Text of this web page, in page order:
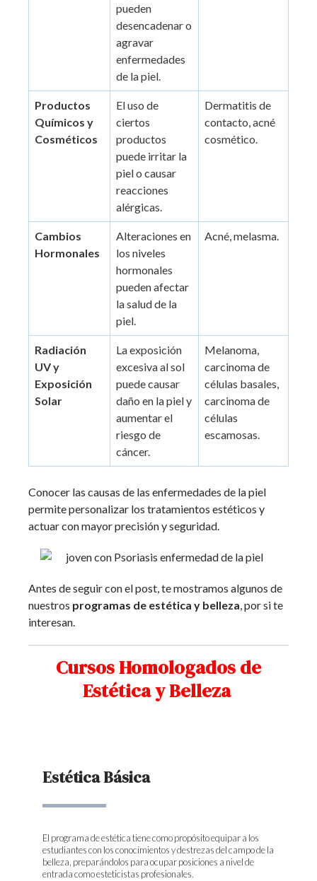
pueden
desencadenar o
agravar
enfermedades
de la piel.
Productos
Químicos y
Cosméticos
El uso de
ciertos
productos
puede irritar la
piel o causar
reacciones
alérgicas.
Dermatitis de
contacto, acné
cosmético.
Cambios
Hormonales
Alteraciones en
los niveles
hormonales
pueden afectar
la salud de la
piel.
Acné, melasma.
Radiación
UV y
Exposición
Solar
La exposición
excesiva al sol
puede causar
daño en la piel y
aumentar el
riesgo de
cáncer.
Melanoma,
carcinoma de
células basales,
carcinoma de
células
escamosas.
Conocer las causas de las enfermedades de la piel
permite personalizar los tratamientos estéticos y
actuar con mayor precisión y seguridad.
Antes de seguir con el post, te mostramos algunos de
nuestros programas de estética y belleza, por si te
interesan.
Cursos Homologados de
Estética y Belleza
Estética Básica
El programa de estética tiene como propósito equipar a los
estudiantes con los conocimientos y destrezas del campo de la
belleza, preparándolos para ocupar posiciones a nivel de
entrada como esteticistas profesionales.